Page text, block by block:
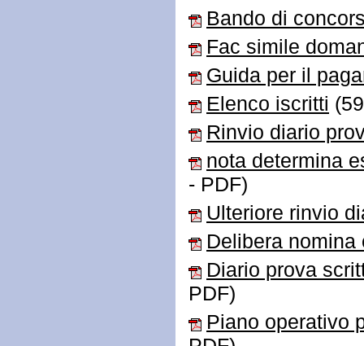
Bando di
Fac simile
Guida per il
Elenco iscritti
Rinvio diario
nota determina
- PDF)
Ulteriore rinvio
Delibera
Diario prova
PDF)
Piano operativo